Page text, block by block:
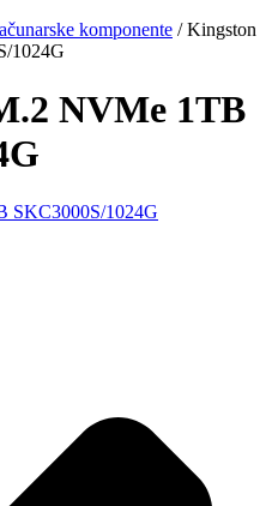
komponente / Kingston
1024G
NVMe 1TB